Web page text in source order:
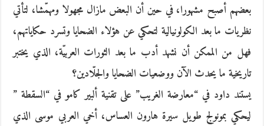
بعضهم أصبح مشهورا، في حين أن البعض مازال مجهولا ومهمّشا، لتأتي
نظريات ما بعد الكولونيالية لتحكي عن هؤلاء الضحايا وتسرد حكاياتهم،
فهل من الممكن أن نشهد أدب ما بعد الثورات العربيّة، الذي يختبر
تاريخية ما يحدث الآن ووضعيات الضحايا والجلّادين؟
يستند داود في “معارضة الغريب” على تقنية ألبير كامو في “السقطة ”
ليحكي بمونولج طويل سيرة هارون العساس، أخي العربي موسى الذي